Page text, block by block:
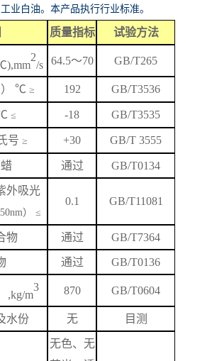
业白油。本产品执行行业标准。
质量指标 试验方法
2
/s 64.5～70 GB/T265
℃ ≥ 192 GB/T3536
≤ -18 GB/T3535
号 ≥ +30 GB/T 3555
通过 GB/T0134
外吸光
） ≤
0.1 GB/T11081
物 通过 GB/T7364
通过 GB/T0136
,kg/m
3 870 GB/T0604
水份 无 目测
无色、无